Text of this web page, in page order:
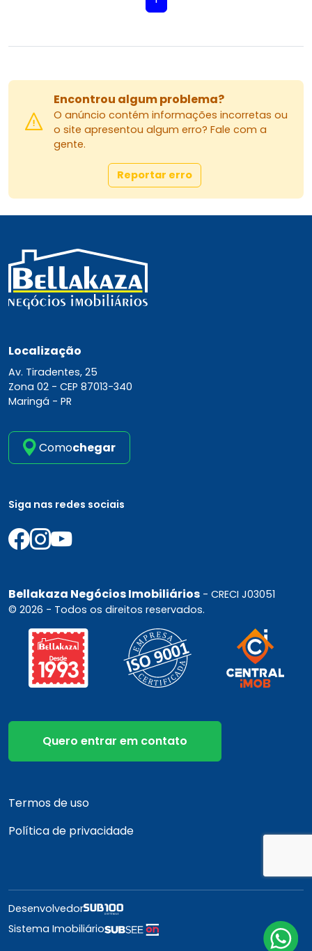
Encontrou algum problema?
O anúncio contém informações incorretas ou
o site apresentou algum erro? Fale com a
gente.
Reportar erro
Localização
Av. Tiradentes, 25
Zona 02 - CEP 87013-340
Maringá - PR
Comochegar
Siga nas redes sociais
Bellakaza Negócios Imobiliários - CRECI J03051
© 2026 - Todos os direitos reservados.
Quero entrar em contato
Termos de uso
Política de privacidade
Desenvolvedor
Sistema Imobiliário